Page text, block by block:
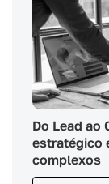
Do Lead ao
estratégico
complexos